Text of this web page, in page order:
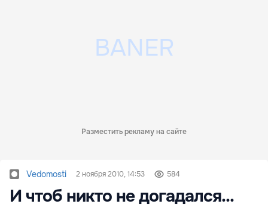
Разместить рекламу на сайте
Vedomosti 2 ноября 2010, 14:53 584
И чтоб никто не догадался...